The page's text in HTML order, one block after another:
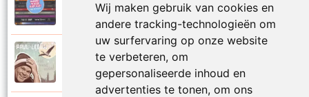
Wij maken gebruik van cookies en
andere tracking-technologieën om
uw surfervaring op onze website
te verbeteren, om
gepersonaliseerde inhoud en
advertenties te tonen, om ons
Katinka
Paul De Leeuw
Kerstmis